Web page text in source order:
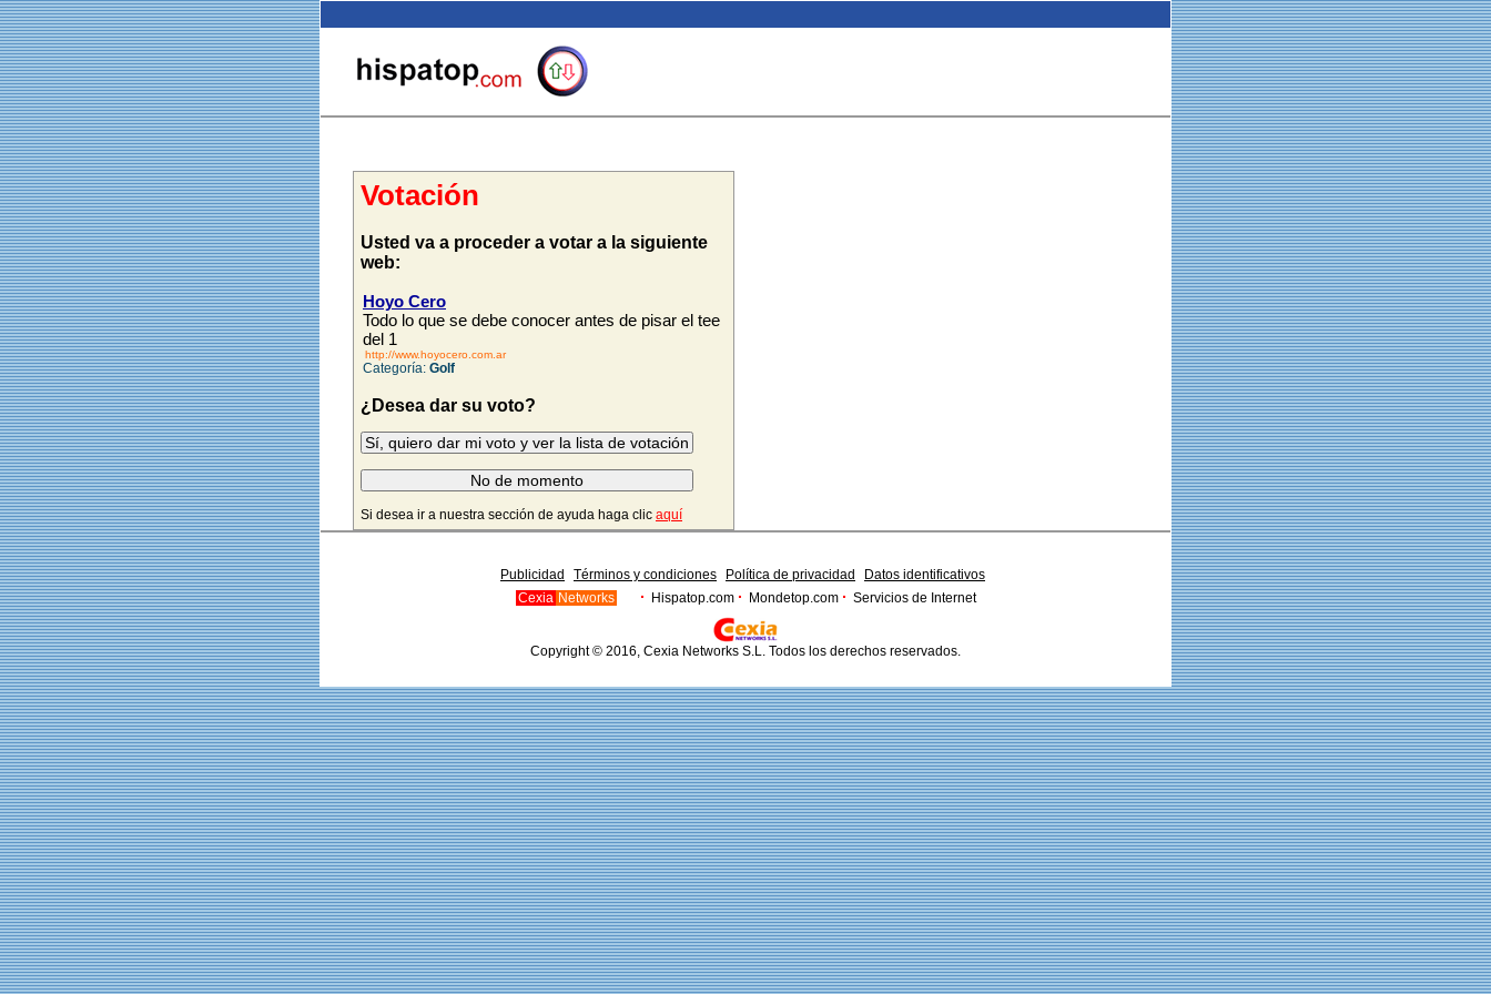
Votación
Usted va a proceder a votar a la siguiente
web:
Hoyo Cero
Todo lo que se debe conocer antes de pisar el tee
del 1
http://www.hoyocero.com.ar
Categoría: Golf
¿Desea dar su voto?
Si desea ir a nuestra sección de ayuda haga clic aquí
Publicidad Términos y condiciones Política de privacidad
Datos identificativos
Cexia Networks · Hispatop.com · Mondetop.com · Servicios de Internet
Copyright © 2016, Cexia Networks S.L. Todos los derechos reservados.